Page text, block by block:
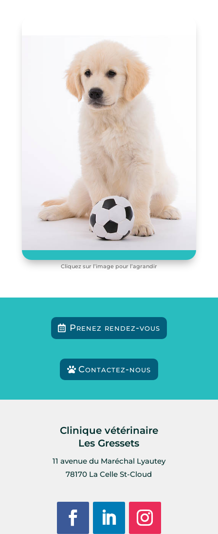
Cliquez sur l’image pour l’agrandir
Prenez rendez-vous
Contactez-nous
Clinique vétérinaire
Les Gressets
11 avenue du Maréchal Lyautey
78170 La Celle St-Cloud